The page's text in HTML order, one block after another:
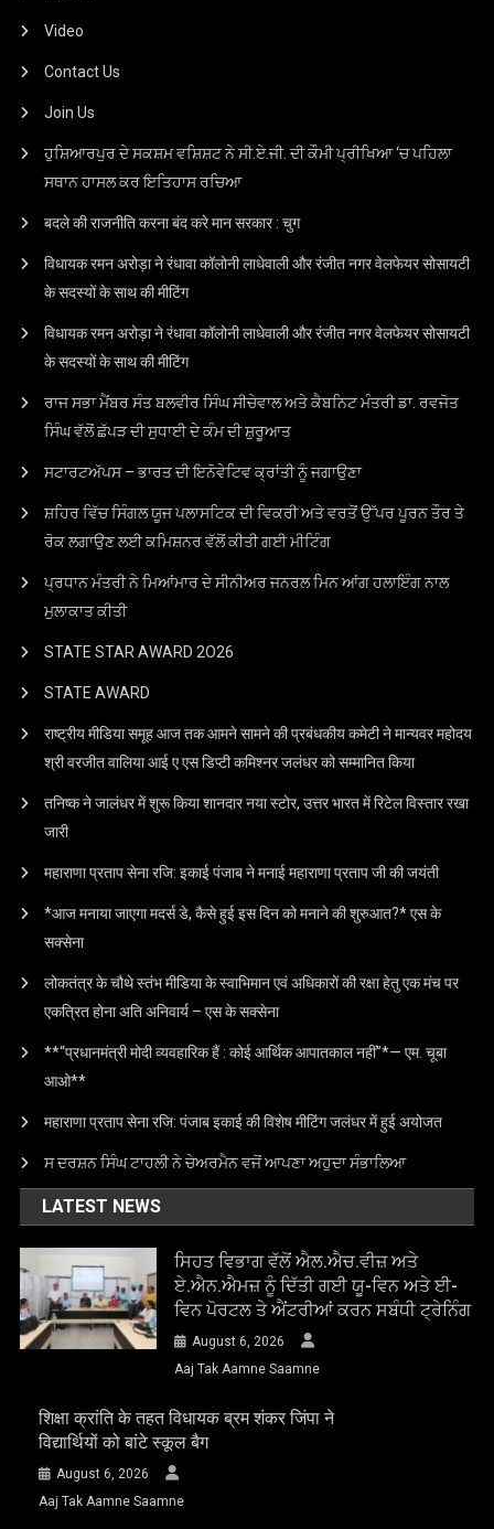
Video
Contact Us
Join Us
ਹੁਸ਼ਿਆਰਪੁਰ ਦੇ ਸਕਸ਼ਮ ਵਸ਼ਿਸ਼ਟ ਨੇ ਸੀ.ਏ.ਜੀ. ਦੀ ਕੌਮੀ ਪ੍ਰੀਖਿਆ ‘ਚ ਪਹਿਲਾ
ਸਥਾਨ ਹਾਸਲ ਕਰ ਇਤਿਹਾਸ ਰਚਿਆ
बदले की राजनीति करना बंद करे मान सरकार : चुग
विधायक रमन अरोड़ा ने रंधावा कॉलोनी लाधेवाली और रंजीत नगर वेलफेयर सोसायटी
के सदस्यों के साथ की मीटिंग
विधायक रमन अरोड़ा ने रंधावा कॉलोनी लाधेवाली और रंजीत नगर वेलफेयर सोसायटी
के सदस्यों के साथ की मीटिंग
ਰਾਜ ਸਭਾ ਮੈਂਬਰ ਸੰਤ ਬਲਵੀਰ ਸਿੰਘ ਸੀਚੇਵਾਲ ਅਤੇ ਕੈਬਨਿਟ ਮੰਤਰੀ ਡਾ. ਰਵਜੋਤ
ਸਿੰਘ ਵੱਲੋਂ ਛੱਪੜ ਦੀ ਸੁਧਾਈ ਦੇ ਕੰਮ ਦੀ ਸ਼ੁਰੂਆਤ
ਸਟਾਰਟਅੱਪਸ – ਭਾਰਤ ਦੀ ਇਨੋਵੇਟਿਵ ਕ੍ਰਾਂਤੀ ਨੂੰ ਜਗਾਉਣਾ
ਸ਼ਹਿਰ ਵਿੱਚ ਸਿੰਗਲ ਯੂਜ ਪਲਾਸਟਿਕ ਦੀ ਵਿਕਰੀ ਅਤੇ ਵਰਤੋਂ ਉੱਪਰ ਪੂਰਨ ਤੌਰ ਤੇ
ਰੋਕ ਲਗਾਉਣ ਲਈ ਕਮਿਸ਼ਨਰ ਵੱਲੋਂ ਕੀਤੀ ਗਈ ਮੀਟਿੰਗ
ਪ੍ਰਧਾਨ ਮੰਤਰੀ ਨੇ ਮਿਆਂਮਾਰ ਦੇ ਸੀਨੀਅਰ ਜਨਰਲ ਮਿਨ ਆਂਗ ਹਲਾਇੰਗ ਨਾਲ
ਮੁਲਾਕਾਤ ਕੀਤੀ
STATE STAR AWARD 2O26
STATE AWARD
राष्ट्रीय मीडिया समूह आज तक आमने सामने की प्रबंधकीय कमेटी ने मान्यवर महोदय
श्री वरजीत वालिया आई ए एस डिप्टी कमिश्नर जलंधर को सम्मानित किया
तनिष्क ने जालंधर में शुरू किया शानदार नया स्टोर, उत्तर भारत में रिटेल विस्तार रखा
जारी
महाराणा प्रताप सेना रजि: इकाई पंजाब ने मनाई महाराणा प्रताप जी की जयंती
*आज मनाया जाएगा मदर्स डे, कैसे हुई इस दिन को मनाने की शुरुआत?* एस के
सक्सेना
लोकतंत्र के चौथे स्तंभ मीडिया के स्वाभिमान एवं अधिकारों की रक्षा हेतु एक मंच पर
एकत्रित होना अति अनिवार्य – एस के सक्सेना
**“प्रधानमंत्री मोदी व्यवहारिक हैं : कोई आर्थिक आपातकाल नहीं”*— एम. चूबा
आओ**
महाराणा प्रताप सेना रजि: पंजाब इकाई की विशेष मीटिंग जलंधर में हुई अयोजत
ਸ ਦਰਸ਼ਨ ਸਿੰਘ ਟਾਹਲੀ ਨੇ ਚੇਅਰਮੈਨ ਵਜੋਂ ਆਪਣਾ ਅਹੁਦਾ ਸੰਭਾਲਿਆ
LATEST NEWS
ਸਿਹਤ ਵਿਭਾਗ ਵੱਲੋਂ ਐਲ.ਐਚ.ਵੀਜ਼ ਅਤੇ
ਏ.ਐਨ.ਐਮਜ਼ ਨੂੰ ਦਿੱਤੀ ਗਈ ਯੂ-ਵਿਨ ਅਤੇ ਈ-
ਵਿਨ ਪੋਰਟਲ ਤੇ ਐਂਟਰੀਆਂ ਕਰਨ ਸਬੰਧੀ ਟ੍ਰੇਨਿੰਗ
August 6, 2026
Aaj Tak Aamne Saamne
शिक्षा क्रांति के तहत विधायक ब्रम शंकर जिंपा ने
विद्यार्थियों को बांटे स्कूल बैग
August 6, 2026
Aaj Tak Aamne Saamne